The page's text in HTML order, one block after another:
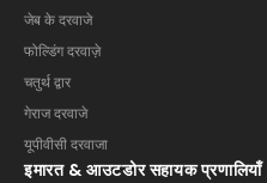
जेब के दरवाजे
फोल्डिंग दरवाज़े
चतुर्थ द्वार
गेराज दरवाजे
यूपीवीसी दरवाजा
इमारत & आउटडोर सहायक प्रणालियाँ